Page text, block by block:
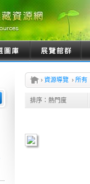
› 資源導覽 › 所有
排序： 熱門度